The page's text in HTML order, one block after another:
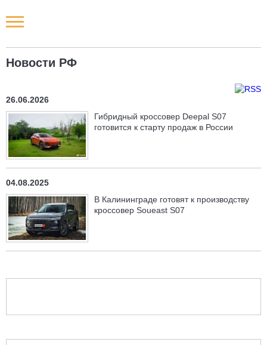
Новости РФ
26.06.2026
Гибридный кроссовер Deepal S07
готовится к старту продаж в России
04.08.2025
В Калининграде готовят к производству
кроссовер Soueast S07
Новости РФ
Новости компаний
Наши мероприятия
Статьи